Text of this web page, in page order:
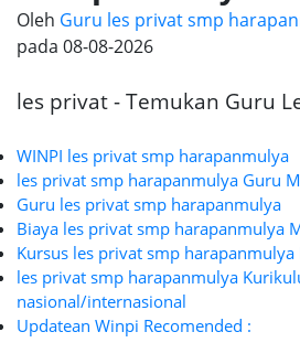
Oleh Guru les privat smp
pada 08-08-2026
les privat - Temukan Guru
WINPI les privat smp harapanmulya
les privat smp harapanmulya Guru
Guru les privat smp harapanmulya
Biaya les privat smp harapanmulya
Kursus les privat smp
les privat smp harapanmulya
nasional/internasional
Updatean Winpi Recomended :